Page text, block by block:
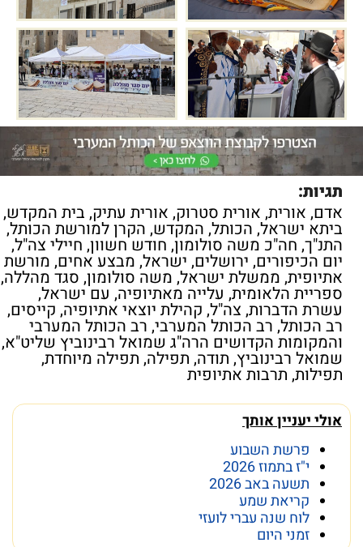
תגיות:
אדם, אורית, אורית סטרוק, אורית עתיק, בית המקדש,
ביתא ישראל, הכותל, המקדש, הקרן למורשת הכותל,
התנ"ך, חה"כ משה סולומון, חודש חשוון, חיילי צה"ל,
יום הכיפורים, ירושלים, ישראל, מבצע אחים, מורשת
אתיופית, ממשלת ישראל, משה סולומון, סגד מהללה,
ספריית הלאומית, עלייה מאתיופיה, עם ישראל,
עשרת הדברות, צה"ל, קהילת יוצאי אתיופיה, קייסים,
רב הכותל, רב הכותל המערבי, רב הכותל המערבי
והמקומות הקדושים הרה"ג שמואל רבינוביץ שליט"א,
שמואל רבינוביץ, תודה, תפילה, תפילה מיוחדת,
תפילות, תרבות אתיופית
אולי יעניין אותך
פרשת השבוע
י"ז בתמוז 2026
תשעה באב 2026
קריאת שמע
לוח שנה עברי לועזי
זמני היום